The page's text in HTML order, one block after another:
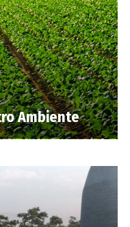
Ambiente